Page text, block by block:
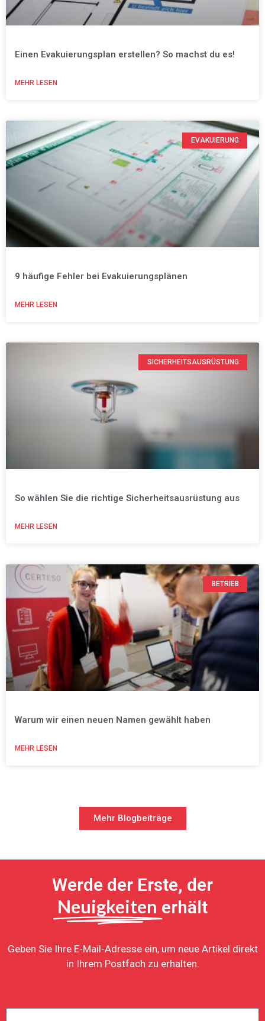
Einen Evakuierungsplan erstellen? So machst du es!
MEHR LESEN
EVAKUIERUNG
9 häufige Fehler bei Evakuierungsplänen
MEHR LESEN
SICHERHEITSAUSRÜSTUNG
So wählen Sie die richtige Sicherheitsausrüstung aus
MEHR LESEN
BETRIEB
Warum wir einen neuen Namen gewählt haben
MEHR LESEN
Mehr Blogbeiträge
Werde der Erste, der
Neuigkeiten erhält
Geben Sie Ihre E-Mail-Adresse ein, um neue Artikel direkt
in Ihrem Postfach zu erhalten.